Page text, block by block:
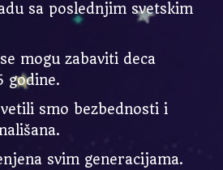
sa poslednjim svetskim
mogu zabaviti deca
godine.
smo bezbednosti i
svim generacijama.